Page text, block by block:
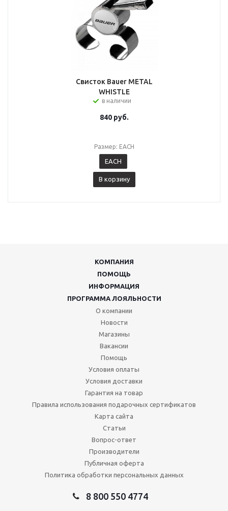
Свисток Bauer METAL
WHISTLE
в наличии
840 руб.
Размер: EACH
EACH
В корзину
КОМПАНИЯ
ПОМОЩЬ
ИНФОРМАЦИЯ
ПРОГРАММА ЛОЯЛЬНОСТИ
О компании
Новости
Магазины
Вакансии
Помощь
Условия оплаты
Условия доставки
Гарантия на товар
Правила использования подарочных сертификатов
Карта сайта
Статьи
Вопрос-ответ
Производители
Публичная оферта
Политика обработки персональных данных
8 800 550 4774